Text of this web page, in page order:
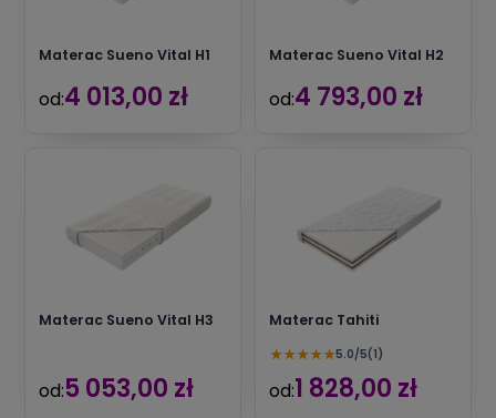
Materac Sueno Vital H1
od:4 013,00 zł
Materac Sueno Vital H2
od:4 793,00 zł
Materac Sueno Vital H3
od:5 053,00 zł
Materac Tahiti
★★★★★5.0/5(1)
od:1 828,00 zł